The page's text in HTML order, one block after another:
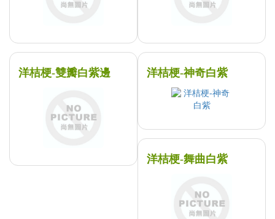
洋桔梗-雙瓣白紫邊 洋桔梗-神奇白紫
洋桔梗-舞曲白紫